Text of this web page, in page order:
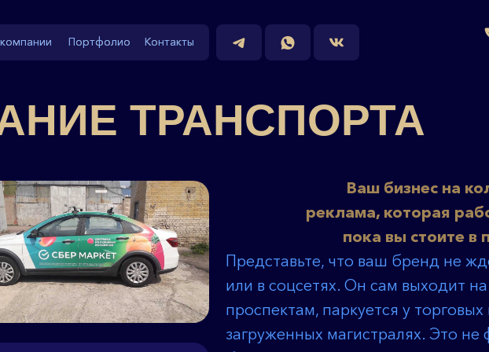
Контакты
Контакты
Портфолио
Портфолио
ТРАНСПОРТА
Контакты
Контакты
Портфолио
Портфолио
Ваш бизнес на
реклама, которая
пока вы стоите в
Представьте, что ваш бренд не
или в соцсетях. Он сам выходит
проспектам, паркуется у
загруженных магистралях. Это не